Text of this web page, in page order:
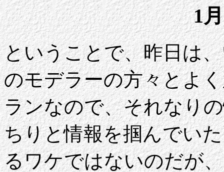
1
ということで、昨日は
のモデラーの方々とよ
ランなので、それなり
ちりと情報を掴んでい
るワケではないのだが